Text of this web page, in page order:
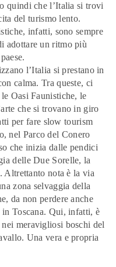
quindi che l’Italia si trovi
del turismo lento.
infatti, sono sempre
adottare un ritmo più
l’Italia si prestano in
calma. Tra queste, ci
Oasi Faunistiche, le
che si trovano in giro
per fare slow tourism
, nel Parco del Conero
che inizia dalle pendici
delle Due Sorelle, la
Altrettanto nota è la via
zona selvaggia della
da non perdere anche
in Toscana. Qui, infatti, è
meravigliosi boschi del
Una vera e propria